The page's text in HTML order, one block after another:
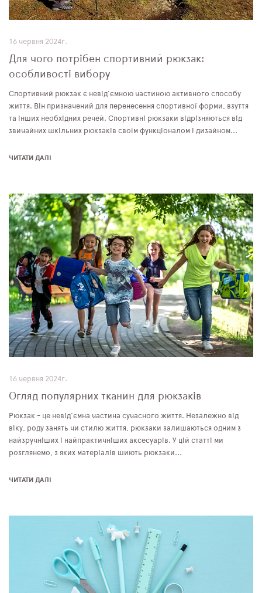
16 червня 2024г.
Для чого потрібен спортивний рюкзак:
особливості вибору
Спортивний рюкзак є невід'ємною частиною активного способу
життя. Він призначений для перенесення спортивної форми, взуття
та інших необхідних речей. Спортивні рюкзаки відрізняються від
звичайних шкільних рюкзаків своїм функціоналом і дизайном...
ЧИТАТИ ДАЛІ
16 червня 2024г.
Огляд популярних тканин для рюкзаків
Рюкзак - це невід'ємна частина сучасного життя. Незалежно від
віку, роду занять чи стилю життя, рюкзаки залишаються одним з
найзручніших і найпрактичніших аксесуарів. У цій статті ми
розглянемо, з яких матеріалів шиють рюкзаки...
ЧИТАТИ ДАЛІ